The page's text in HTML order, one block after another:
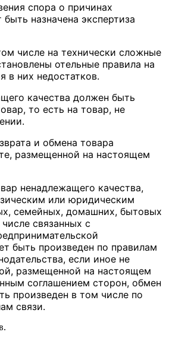
спора о причинах
назначена экспертиза
числе на технически сложные
отельные правила на
в них недостатков.
качества должен быть
то есть на товар, не
и обмена товара
размещенной на настоящем
ненадлежащего качества,
или юридическим
семейных, домашних, бытовых
связанных с
быть произведен по правилам
если иное не
размещенной на настоящем
соглашением сторон, обмен
произведен в том числе по
связи.